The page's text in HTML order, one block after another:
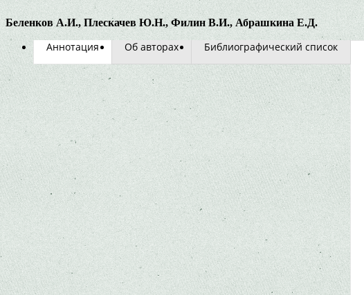
Беленков А.И., Плескачев Ю.Н., Филин В.И., Абрашкина Е.Д.
Аннотация Об авторах Библиографический список